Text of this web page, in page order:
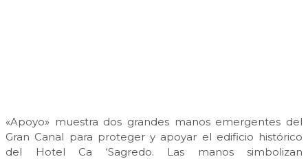
«Apoyo» muestra dos grandes manos emergentes del
Gran Canal para proteger y apoyar el edificio histórico
del Hotel Ca ‘Sagredo. Las manos simbolizan